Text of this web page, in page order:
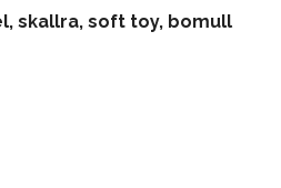
skallra, soft toy, bomull